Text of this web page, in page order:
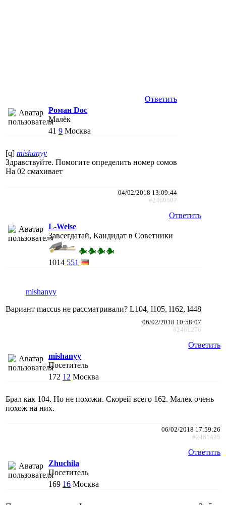
Ответить
Роман Doc
Малёк
41 9 Москва
[q] mishanyy
Здравствуйте. Помогите определить номер сомов
На 02 смахивает
04/02/2018 13:09:44
#2460507
Ответить
L-Welse
Завсегдатай, Кандидат в Советники
1014 551
mishanyy
Вариант maccus не рассматривали? L104, l105, l162, l448
06/02/2018 10:58:07
#2461276
Ответить
mishanyy
Посетитель
172 12 Москва
Брал как 104. Но не похожи. Скорей всего 162. Малек очень
похож на них.
06/02/2018 17:59:26
#2461425
Ответить
Zhuchila
Посетитель
169 16 Москва